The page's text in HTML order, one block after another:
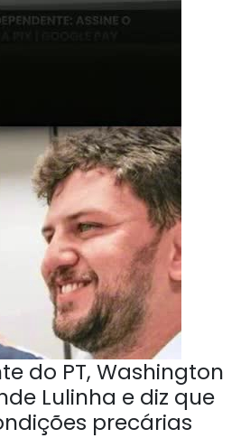
do PT, Washington
Lulinha e diz que
precárias